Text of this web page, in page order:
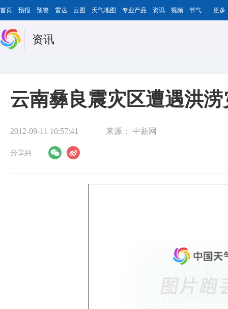
首页 预报 预警 雷达 云图 天气地图 专业产品 资讯 视频 节气 更多
资讯
云南彝良震灾区遭遇洪
2012-09-11 10:57:41 来源： 中新网
分享到